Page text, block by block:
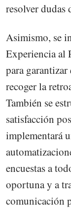
resolver dudas
Asimismo, se
Experiencia al
para garantizar
recoger la
También se
satisfacción
implementará
encuestas a
oportuna y a
comunicación